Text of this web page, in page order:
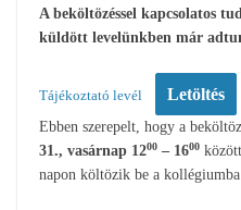
A beköltözéssel kapcsolatos
küldött levelünkben már
Tájékoztató levél Letöltés
Ebben szerepelt, hogy a
31., vasárnap 1200 – 1600
napon költözik be a kollégiumba.